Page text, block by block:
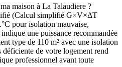
maison à La Talaudiere ?
(Calcul simplifié G×V×ΔT
pour isolation mauvaise,
une puissance recommandée
type de 110 m² avec une isolation
de votre logement rend
professionnel avant toute